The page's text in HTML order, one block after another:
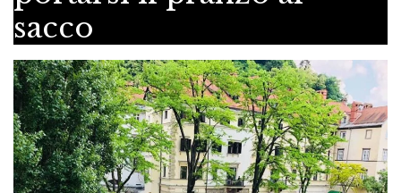
sacco